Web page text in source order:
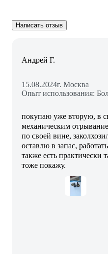
Написать отзыв
Андрей Г.
15.08.2024г. Москва
Опыт использования:
покупаю уже вторую, в
механическим
по своей вине,
оставлю в запас,
также есть практически
тоже покажу.